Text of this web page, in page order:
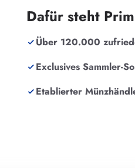
Dafür steht
Über 120.000
Exclusives Sammler-
Etablierter